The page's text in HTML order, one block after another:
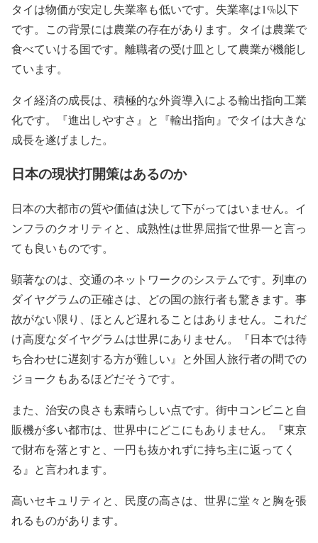
タイは物価が安定し失業率も低いです。失業率は1%以下
です。この背景には農業の存在があります。タイは農業で
食べていける国です。離職者の受け皿として農業が機能し
ています。
タイ経済の成長は、積極的な外資導入による輸出指向工業
化です。『進出しやすさ』と『輸出指向』でタイは大きな
成長を遂げました。
日本の現状打開策はあるのか
日本の大都市の質や価値は決して下がってはいません。イ
ンフラのクオリティと、成熟性は世界屈指で世界一と言っ
ても良いものです。
顕著なのは、交通のネットワークのシステムです。列車の
ダイヤグラムの正確さは、どの国の旅行者も驚きます。事
故がない限り、ほとんど遅れることはありません。これだ
け高度なダイヤグラムは世界にありません。『日本では待
ち合わせに遅刻する方が難しい』と外国人旅行者の間での
ジョークもあるほどだそうです。
また、治安の良さも素晴らしい点です。街中コンビニと自
販機が多い都市は、世界中にどこにもありません。『東京
で財布を落とすと、一円も抜かれずに持ち主に返ってく
る』と言われます。
高いセキュリティと、民度の高さは、世界に堂々と胸を張
れるものがあります。